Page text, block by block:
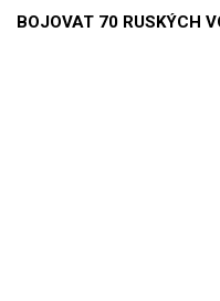
BOJOVAT 70 RUSKÝCH